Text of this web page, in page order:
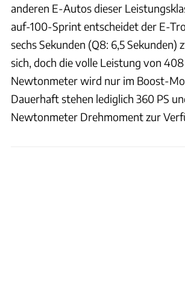
anderen E-Autos dieser
auf-100-Sprint entscheidet der E-
sechs Sekunden (Q8: 6,5 Sekunden)
sich, doch die volle Leistung von
Newtonmeter wird nur im Boost-
Dauerhaft stehen lediglich 360 PS
Newtonmeter Drehmoment zur